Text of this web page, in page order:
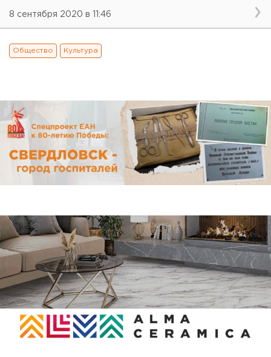
8 сентября 2020 в 11:46
Общество Культура